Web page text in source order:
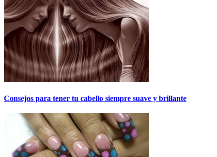
Consejos para tener tu cabello siempre suave y brillante